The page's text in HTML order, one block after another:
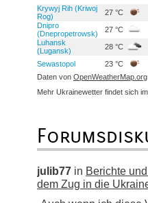
Krywyj Rih (Kriwoj
Rog)
27 °C
Dnipro
(Dnepropetrowsk)
27 °C
Luhansk
(Lugansk)
28 °C
Sewastopol 23 °C
Daten von OpenWeatherMap.org
Mehr Ukrainewetter findet sich im
julib77 in Berichte
dem Zug in die